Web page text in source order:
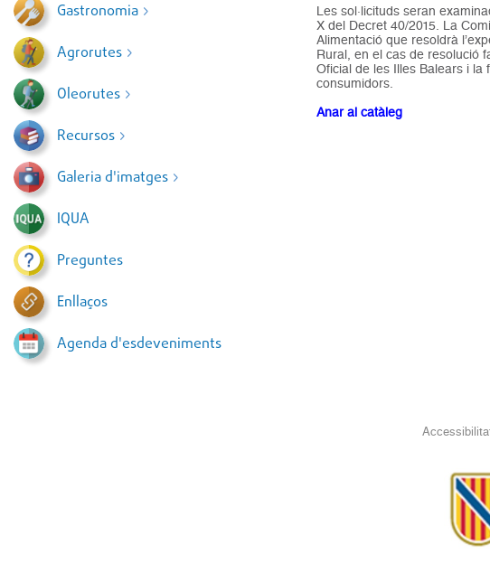
Gastronomia
Agrorutes
Oleorutes
Recursos
Galeria d'imatges
IQUA
Preguntes
Enllaços
Agenda d'esdeveniments
Les sol·licituds seran
X del Decret 40/2015. La
Alimentació que resoldrà
Rural, en el cas de resolució
Oficial de les Illes Balears i la
consumidors.
Anar al catàleg